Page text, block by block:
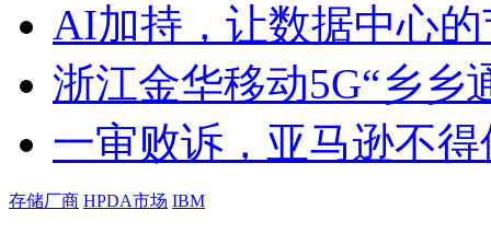
AI加持，让数据中心
浙江金华移动5G“乡乡
一审败诉，亚马逊不
存储厂商 HPDA市场 IBM